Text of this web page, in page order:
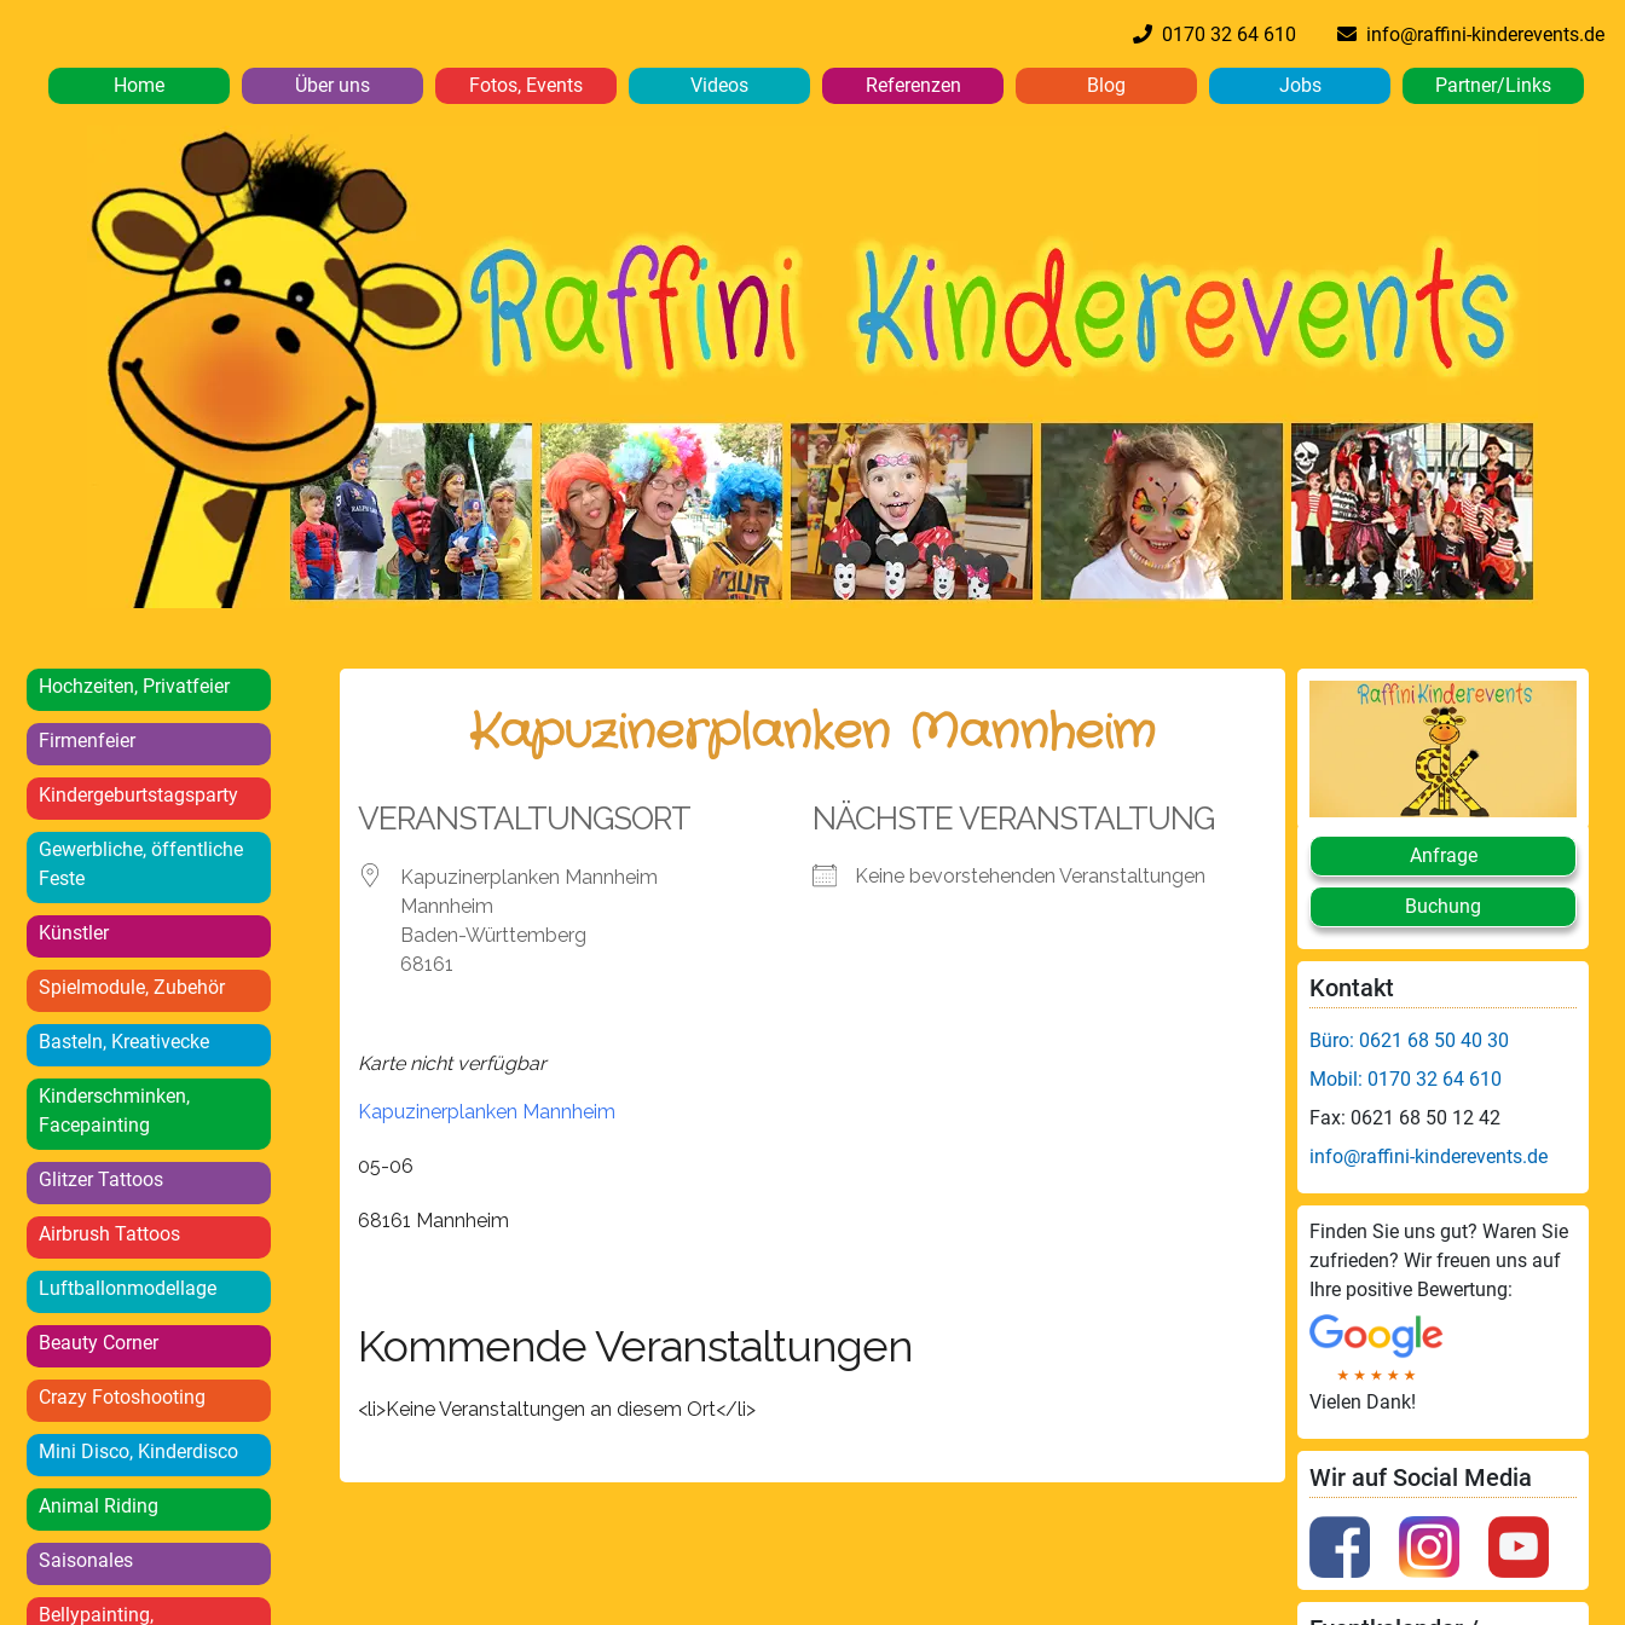
0170 32 64 610 info@raffini-kinderevents.de
Home Über uns Fotos, Events Videos Referenzen Blog Jobs Partner/Links
Hochzeiten, Privatfeier
Firmenfeier
Kindergeburtstagsparty
Gewerbliche, öffentliche
Feste
Künstler
Spielmodule, Zubehör
Basteln, Kreativecke
Kinderschminken,
Facepainting
Glitzer Tattoos
Airbrush Tattoos
Luftballonmodellage
Beauty Corner
Crazy Fotoshooting
Mini Disco, Kinderdisco
Animal Riding
Saisonales
Bellypainting,
Kapuzinerplanken Mannheim
VERANSTALTUNGSORT
Kapuzinerplanken Mannheim
Mannheim
Baden-Württemberg
68161
NÄCHSTE VERANSTALTUNG
Keine bevorstehenden Veranstaltungen
Karte nicht verfügbar
Kapuzinerplanken Mannheim
05-06
68161 Mannheim
Kommende Veranstaltungen
<li>Keine Veranstaltungen an diesem Ort</li>
Anfrage
Buchung
Kontakt
Büro: 0621 68 50 40 30
Mobil: 0170 32 64 610
Fax: 0621 68 50 12 42
info@raffini-kinderevents.de
Finden Sie uns gut? Waren Sie
zufrieden? Wir freuen uns auf
Ihre positive Bewertung:
Vielen Dank!
Wir auf Social Media